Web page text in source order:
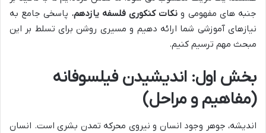
جنبه های مفهومی و نکات کنکوری فلسفه یازدهم، پاسخی جامع به
نیازهای آموزشی شما ارائه دهیم و مسیری روشن برای تسلط بر این
مبحث مهم ترسیم کنیم.
بخش اول: اندیشیدن فیلسوفانه
(مفاهیم و مراحل)
اندیشه، جوهر وجود انسان و نیروی محرکه تمدن بشری است. انسان